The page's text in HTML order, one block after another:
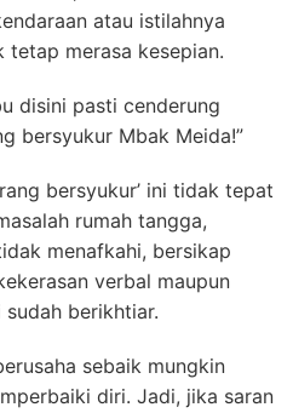
atau istilahnya
merasa kesepian.
disini pasti cenderung
bersyukur Mbak Meida!”
bersyukur’ ini tidak tepat
rumah tangga,
menafkahi, bersikap
verbal maupun
berikhtiar.
sebaik mungkin
diri. Jadi, jika saran